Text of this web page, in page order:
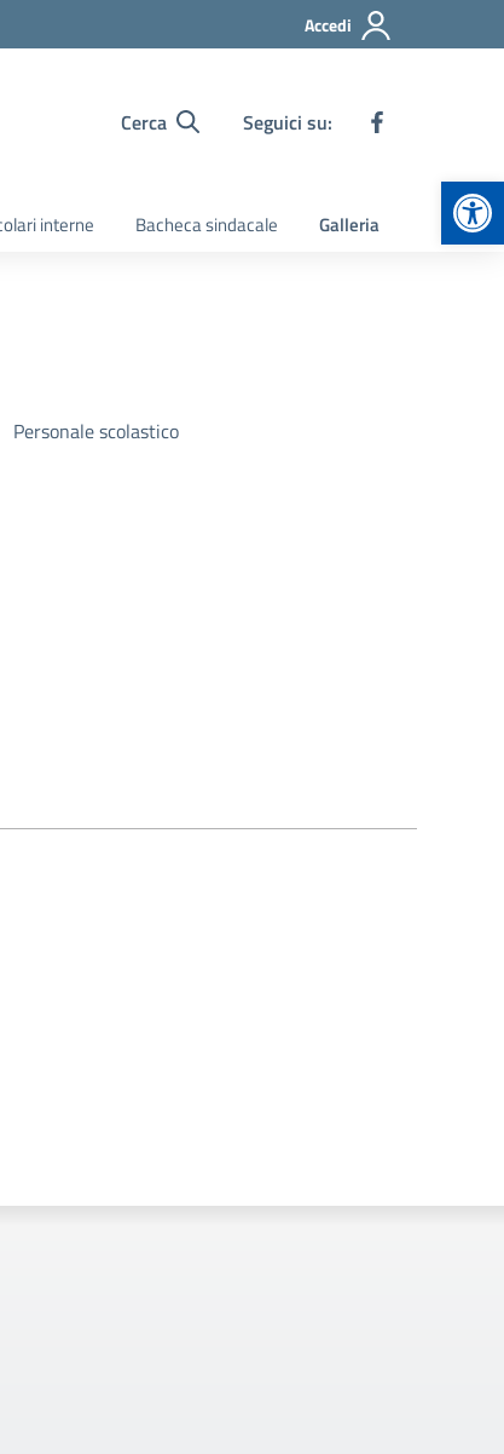
Accedi
Cerca Seguici su:
interne Bacheca sindacale Galleria
Personale scolastico